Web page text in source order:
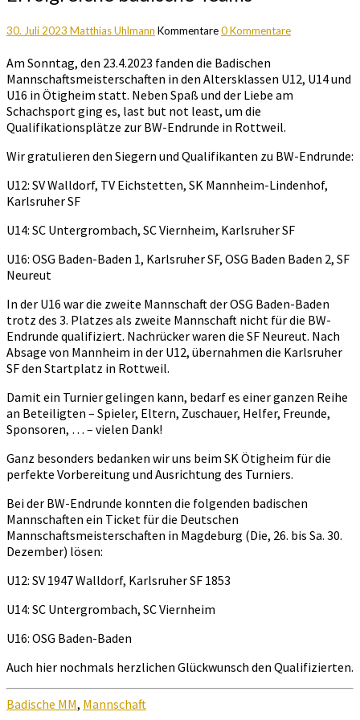
30. Juli 2023 Matthias Uhlmann Kommentare0 Kommentare
Am Sonntag, den 23.4.2023 fanden die Badischen
Mannschaftsmeisterschaften in den Altersklassen U12, U14 und
U16 in Ötigheim statt. Neben Spaß und der Liebe am
Schachsport ging es, last but not least, um die
Qualifikationsplätze zur BW-Endrunde in Rottweil.
Wir gratulieren den Siegern und Qualifikanten zu BW-Endrunde:
U12: SV Walldorf, TV Eichstetten, SK Mannheim-Lindenhof,
Karlsruher SF
U14: SC Untergrombach, SC Viernheim, Karlsruher SF
U16: OSG Baden-Baden 1, Karlsruher SF, OSG Baden Baden 2, SF
Neureut
In der U16 war die zweite Mannschaft der OSG Baden-Baden
trotz des 3. Platzes als zweite Mannschaft nicht für die BW-
Endrunde qualifiziert. Nachrücker waren die SF Neureut. Nach
Absage von Mannheim in der U12, übernahmen die Karlsruher
SF den Startplatz in Rottweil.
Damit ein Turnier gelingen kann, bedarf es einer ganzen Reihe
an Beteiligten – Spieler, Eltern, Zuschauer, Helfer, Freunde,
Sponsoren, … – vielen Dank!
Ganz besonders bedanken wir uns beim SK Ötigheim für die
perfekte Vorbereitung und Ausrichtung des Turniers.
Bei der BW-Endrunde konnten die folgenden badischen
Mannschaften ein Ticket für die Deutschen
Mannschaftsmeisterschaften in Magdeburg (Die, 26. bis Sa. 30.
Dezember) lösen:
U12: SV 1947 Walldorf, Karlsruher SF 1853
U14: SC Untergrombach, SC Viernheim
U16: OSG Baden-Baden
Auch hier nochmals herzlichen Glückwunsch den Qualifizierten.
Badische MM, Mannschaft